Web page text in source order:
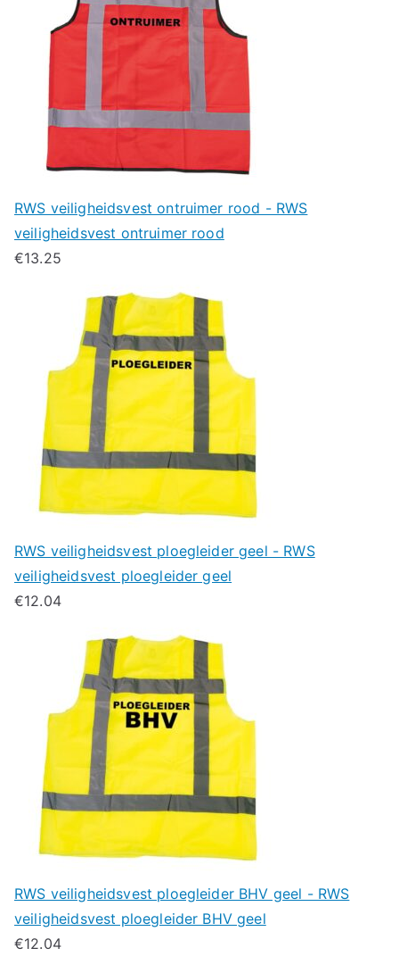
RWS veiligheidsvest ontruimer rood - RWS
veiligheidsvest ontruimer rood
€13.25
RWS veiligheidsvest ploegleider geel - RWS
veiligheidsvest ploegleider geel
€12.04
RWS veiligheidsvest ploegleider BHV geel - RWS
veiligheidsvest ploegleider BHV geel
€12.04